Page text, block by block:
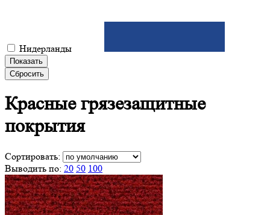
Нидерланды
Показать
Сбросить
Красные грязезащитные
покрытия
Сортировать:
Выводить по: 20 50 100